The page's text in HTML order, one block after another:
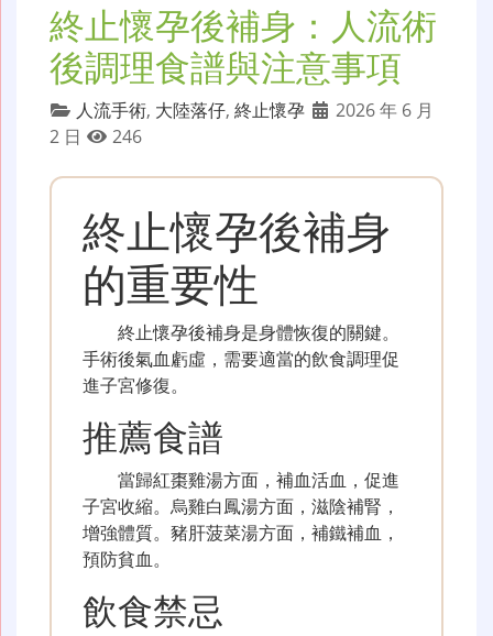
終止懷孕後補身：人流術
後調理食譜與注意事項
人流手術, 大陸落仔, 終止懷孕
2026 年 6 月
2 日
246
終止懷孕後補身
的重要性
終止懷孕後補身是身體恢復的關鍵。
手術後氣血虧虛，需要適當的飲食調理促
進子宮修復。
推薦食譜
當歸紅棗雞湯方面，補血活血，促進
子宮收縮。烏雞白鳳湯方面，滋陰補腎，
增強體質。豬肝菠菜湯方面，補鐵補血，
預防貧血。
飲食禁忌